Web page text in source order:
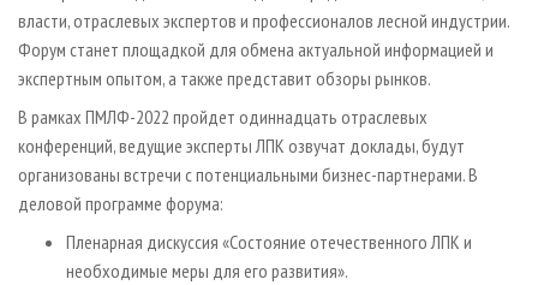
БИОЭНЕРГЕТИКА
ЦБП
ИНСТРУМЕНТ И МАТЕРИАЛЫ
RUSSIAN FORESTRY REVIEW
ГАЗЕТА ЛЕСПРОМФОРУМ
БИБЛИОТЕКА СПЕЦИАЛИСТА
власти, отраслевых экспертов и профессионалов лесной индустрии.
Форум станет площадкой для обмена актуальной информацией и
экспертным опытом, а также представит обзоры рынков.
В рамках ПМЛФ-2022 пройдет одиннадцать отраслевых
конференций, ведущие эксперты ЛПК озвучат доклады, будут
организованы встречи с потенциальными бизнес-партнерами. В
деловой программе форума:
Пленарная дискуссия «Состояние отечественного ЛПК и
необходимые меры для его развития».